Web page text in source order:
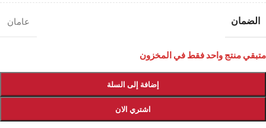
الضمان عامان
متبقي منتج واحد فقط في المخزون
إضافة إلى السلة
اشتري الان